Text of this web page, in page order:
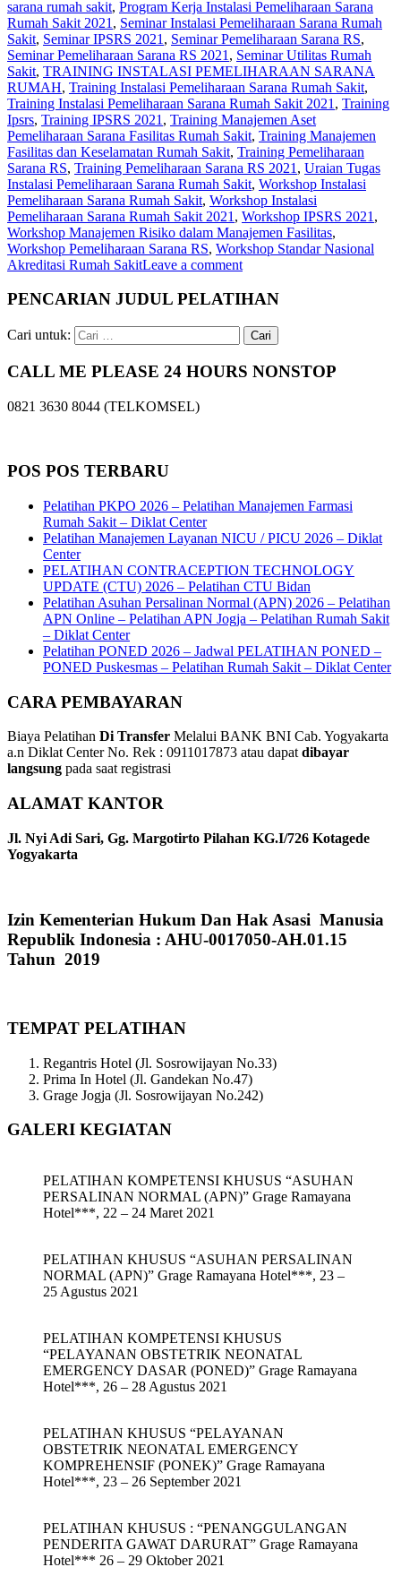
sarana rumah sakit, Program Kerja Instalasi Pemeliharaan Sarana
Rumah Sakit 2021 , Seminar Instalasi Pemeliharaan Sarana Rumah
Sakit, Seminar IPSRS 2021 , Seminar Pemeliharaan Sarana RS,
Seminar Pemeliharaan Sarana RS 2021 , Seminar Utilitas Rumah
Sakit, TRAINING INSTALASI PEMELIHARAAN SARANA
RUMAH, Training Instalasi Pemeliharaan Sarana Rumah Sakit,
Training Instalasi Pemeliharaan Sarana Rumah Sakit 2021 , Training
Ipsrs, Training IPSRS 2021 , Training Manajemen Aset
Pemeliharaan Sarana Fasilitas Rumah Sakit, Training Manajemen
Fasilitas dan Keselamatan Rumah Sakit, Training Pemeliharaan
Sarana RS, Training Pemeliharaan Sarana RS 2021 , Uraian Tugas
Instalasi Pemeliharaan Sarana Rumah Sakit, Workshop Instalasi
Pemeliharaan Sarana Rumah Sakit, Workshop Instalasi
Pemeliharaan Sarana Rumah Sakit 2021 , Workshop IPSRS 2021 ,
Workshop Manajemen Risiko dalam Manajemen Fasilitas,
Workshop Pemeliharaan Sarana RS, Workshop Standar Nasional
Akreditasi Rumah SakitLeave a comment
PENCARIAN JUDUL PELATIHAN
Cari untuk:
CALL ME PLEASE 24 HOURS NONSTOP
0821 3630 8044 (TELKOMSEL)
POS POS TERBARU
Pelatihan PKPO 2026 – Pelatihan Manajemen Farmasi
Rumah Sakit – Diklat Center
Pelatihan Manajemen Layanan NICU / PICU 2026 – Diklat
Center
PELATIHAN CONTRACEPTION TECHNOLOGY
UPDATE (CTU) 2026 – Pelatihan CTU Bidan
Pelatihan Asuhan Persalinan Normal (APN) 2026 – Pelatihan
APN Online – Pelatihan APN Jogja – Pelatihan Rumah Sakit
– Diklat Center
Pelatihan PONED 2026 – Jadwal PELATIHAN PONED –
PONED Puskesmas – Pelatihan Rumah Sakit – Diklat Center
CARA PEMBAYARAN
Biaya Pelatihan Di Transfer Melalui BANK BNI Cab. Yogyakarta
a.n Diklat Center No. Rek : 0911017873 atau dapatdibayar
langsung pada saat registrasi
ALAMAT KANTOR
Jl. Nyi Adi Sari, Gg. Margotirto Pilahan KG.I/726 Kotagede
Yogyakarta
Izin Kementerian Hukum Dan Hak Asasi Manusia
Republik Indonesia : AHU-0017050-AH.01.15
Tahun 2019
TEMPAT PELATIHAN
Regantris Hotel (Jl. Sosrowijayan No.33)
Prima In Hotel (Jl. Gandekan No.47)
Grage Jogja (Jl. Sosrowijayan No.242)
GALERI KEGIATAN
PELATIHAN KOMPETENSI KHUSUS “ASUHAN
PERSALINAN NORMAL (APN)” Grage Ramayana
Hotel***, 22 – 24 Maret 2021
PELATIHAN KHUSUS “ASUHAN PERSALINAN
NORMAL (APN)” Grage Ramayana Hotel***, 23 –
25 Agustus 2021
PELATIHAN KOMPETENSI KHUSUS
“PELAYANAN OBSTETRIK NEONATAL
EMERGENCY DASAR (PONED)” Grage Ramayana
Hotel***, 26 – 28 Agustus 2021
PELATIHAN KHUSUS “PELAYANAN
OBSTETRIK NEONATAL EMERGENCY
KOMPREHENSIF (PONEK)” Grage Ramayana
Hotel***, 23 – 26 September 2021
PELATIHAN KHUSUS : “PENANGGULANGAN
PENDERITA GAWAT DARURAT” Grage Ramayana
Hotel*** 26 – 29 Oktober 2021